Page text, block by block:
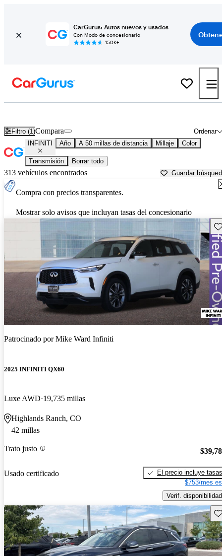
CarGurus: Autos nuevos y usados
Con Modo de concesionario
150K+
Filtro (1) Ordenar
Compara
INFINITI Año A 50 millas de distancia Millaje Color
Transmisión Borrar todo
313 vehículos encontrados Guardar
Compra con precios transparentes.
Mostrar solo avisos que incluyan tasas del concesionario
Patrocinado porMike Ward Infiniti
2025 INFINITI QX60
Luxe AWD 19,735 millas
Highlands Ranch, CO
42 millas
Trato justo
Usado certificado
El precio incluye tasas
$753/mes
Verif. disponibilidad